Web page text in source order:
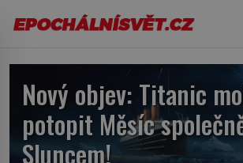
Nový objev: Titanic
potopit Měsíc
Sluncem!